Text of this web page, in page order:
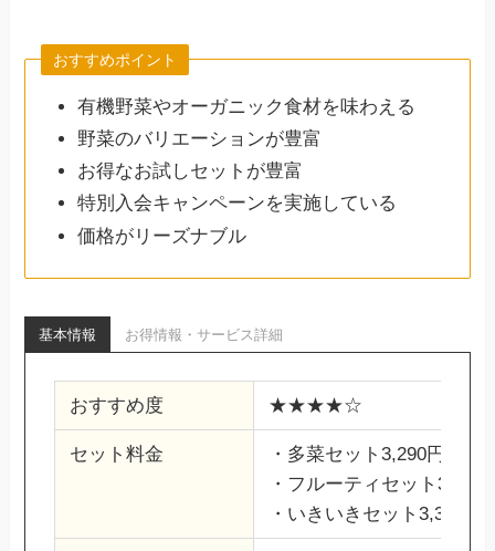
おすすめポイント
有機野菜やオーガニック食材を味わえる
野菜のバリエーションが豊富
お得なお試しセットが豊富
特別入会キャンペーンを実施している
価格がリーズナブル
基本情報 お得情報・サービス詳細
おすすめ度 ★★★★☆
セット料金
・多菜セット3,290円
・フルーティセット3,290
・いきいきセット3,340円